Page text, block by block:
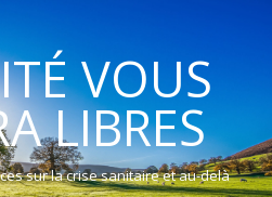
VOUS
LIBRES
sur la crise sanitaire et au-delà